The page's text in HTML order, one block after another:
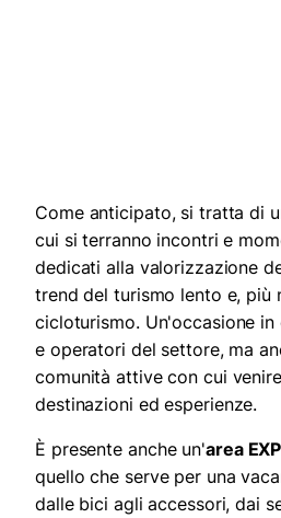
Come anticipato, si tratta di
cui si terranno incontri e
dedicati alla valorizzazione
trend del turismo lento e, più
cicloturismo. Un'occasione
e operatori del settore, ma
comunità attive con cui
destinazioni ed esperienze.
È presente anche un'area
quello che serve per una
dalle bici agli accessori, dai